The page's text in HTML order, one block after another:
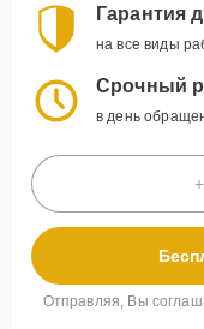
Гарантия
на все виды
Срочный
в день
Отправляя, Вы